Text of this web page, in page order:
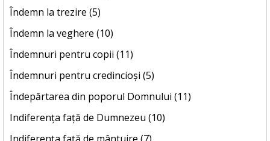
Îndemn la trezire (5)
Îndemn la veghere (10)
Îndemnuri pentru copii (11)
Îndemnuri pentru credincioși (5)
Îndepărtarea din poporul Domnului (11)
Indiferența față de Dumnezeu (10)